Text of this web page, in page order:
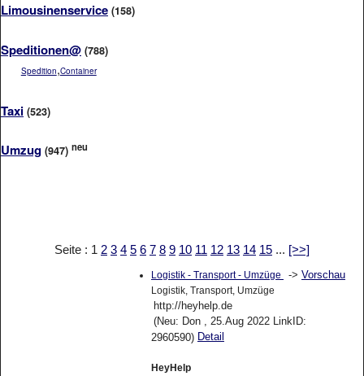
Limousinenservice (158)
Speditionen@ (788)
Spedition,Container
Taxi (523)
Umzug (947) neu
Seite : 1 2 3 4 5 6 7 8 9 10 11 12 13 14 15 ... [>>]
Logistik - Transport - Umzüge -> Vorschau
Logistik, Transport, Umzüge
http://heyhelp.de
(Neu: Don , 25.Aug 2022 LinkID:
2960590) Detail
HeyHelp